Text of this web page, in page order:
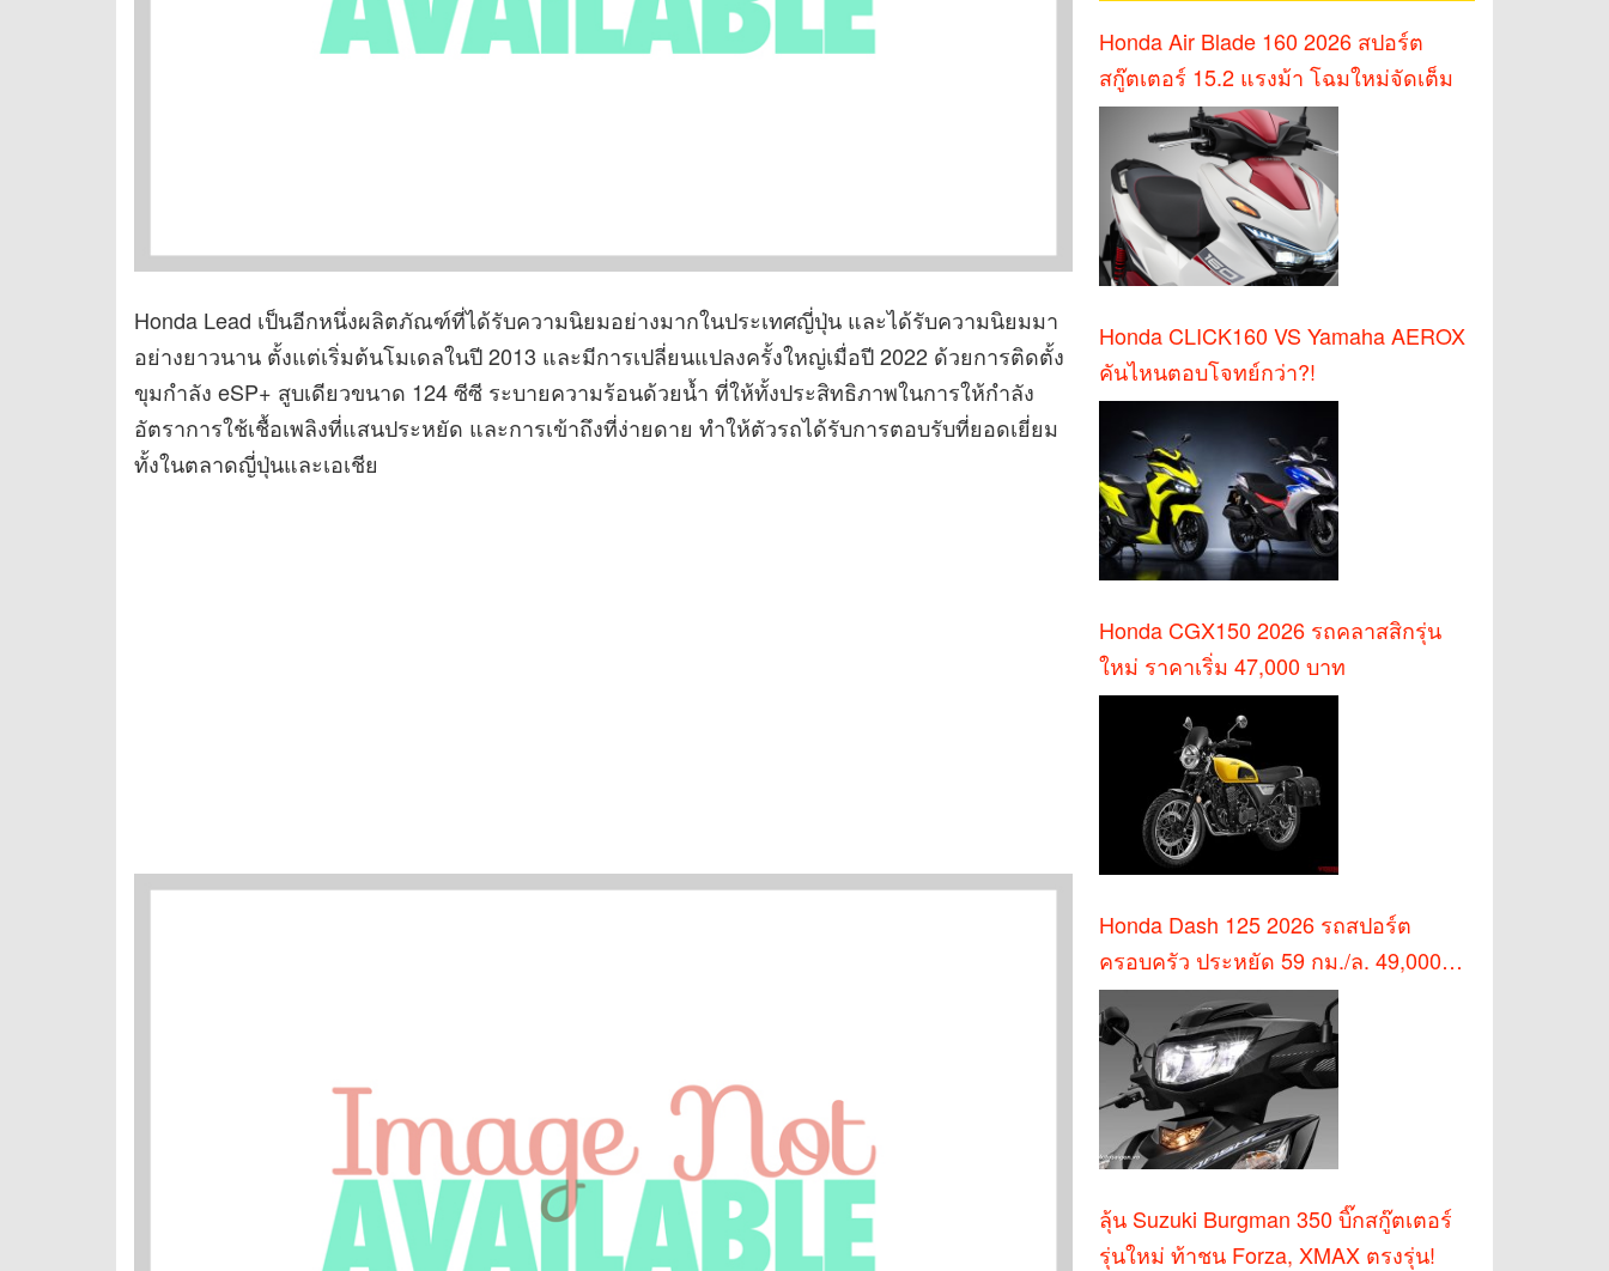
Honda Lead เป็นอีกหนึ่งผลิตภัณฑ์ที่ได้รับความนิยมอย่างมากในประเทศญี่ปุ่น และได้รับความนิยมมา
อย่างยาวนาน ตั้งแต่เริ่มต้นโมเดลในปี 2013 และมีการเปลี่ยนแปลงครั้งใหญ่เมื่อปี 2022 ด้วยการติดตั้ง
ขุมกำลัง eSP+ สูบเดียวขนาด 124 ซีซี ระบายความร้อนด้วยน้ำ ที่ให้ทั้งประสิทธิภาพในการให้กำลัง
อัตราการใช้เชื้อเพลิงที่แสนประหยัด และการเข้าถึงที่ง่ายดาย ทำให้ตัวรถได้รับการตอบรับที่ยอดเยี่ยม
ทั้งในตลาดญี่ปุ่นและเอเชีย
Honda Air Blade 160 2026 สปอร์ต
สกู๊ตเตอร์ 15.2 แรงม้า โฉมใหม่จัดเต็ม
Honda CLICK160 VS Yamaha AEROX
คันไหนตอบโจทย์กว่า?!
Honda CGX150 2026 รถคลาสสิกรุ่น
ใหม่ ราคาเริ่ม 47,000 บาท
Honda Dash 125 2026 รถสปอร์ต
ครอบครัว ประหยัด 59 กม./ล. 49,000
บาท
ลุ้น Suzuki Burgman 350 บิ๊กสกู๊ตเตอร์
รุ่นใหม่ ท้าชน Forza, XMAX ตรงรุ่น!